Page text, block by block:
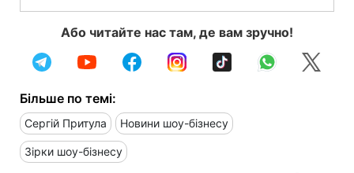
Або читайте нас там, де вам зручно!
Більше по темі:
Сергій Притула Новини шоу-бізнесу
Зірки шоу-бізнесу